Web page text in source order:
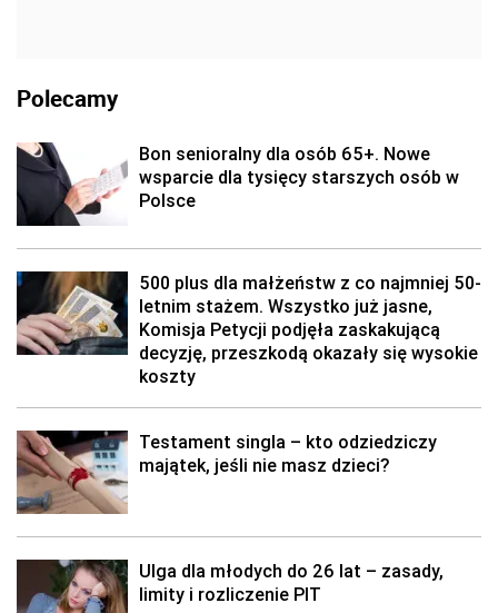
Polecamy
Bon senioralny dla osób 65+. Nowe
wsparcie dla tysięcy starszych osób w
Polsce
500 plus dla małżeństw z co najmniej 50-
letnim stażem. Wszystko już jasne,
Komisja Petycji podjęła zaskakującą
decyzję, przeszkodą okazały się wysokie
koszty
Testament singla – kto odziedziczy
majątek, jeśli nie masz dzieci?
Ulga dla młodych do 26 lat – zasady,
limity i rozliczenie PIT